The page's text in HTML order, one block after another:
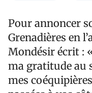
Pour annoncer
Grenadières en
Mondésir écrit :
ma gratitude au
mes